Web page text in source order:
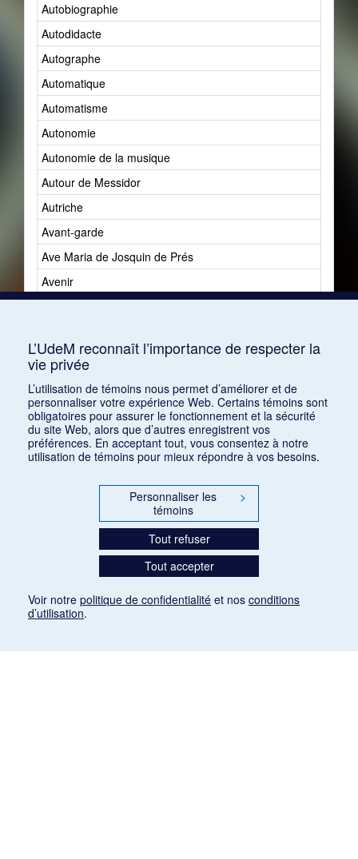
Autobiographie
Autodidacte
Autographe
Automatique
Automatisme
Autonomie
Autonomie de la musique
Autour de Messidor
Autriche
Avant-garde
Ave Maria de Josquin de Prés
Avenir
L’UdeM reconnaît l’importance de respecter la
vie privée
L’utilisation de témoins nous permet d’améliorer et de
personnaliser votre expérience Web. Certains témoins sont
obligatoires pour assurer le fonctionnement et la sécurité
du site Web, alors que d’autres enregistrent vos
préférences. En acceptant tout, vous consentez à notre
utilisation de témoins pour mieux répondre à vos besoins.
Personnaliser les
témoins
>
Tout refuser
Tout accepter
Voir notre politique de confidentialité et nos conditions
d’utilisation.